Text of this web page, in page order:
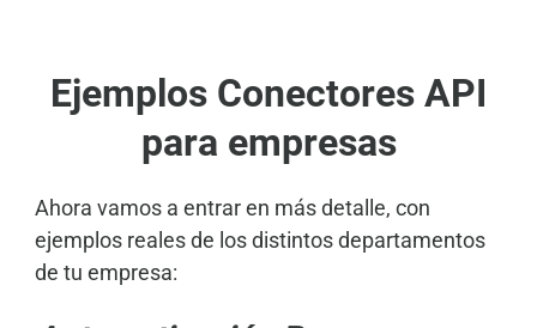
Ejemplos Conectores API
para empresas
Ahora vamos a entrar en más detalle, con
ejemplos reales de los distintos departamentos
de tu empresa: